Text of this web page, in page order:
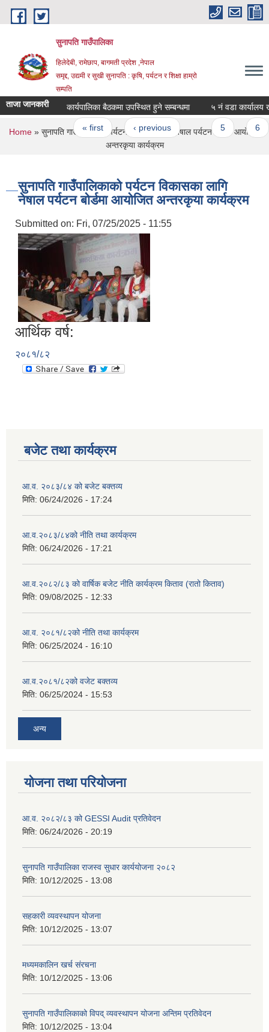
Skip to main content
सुनापति गाउँपालिका
हिलेदेबी, रामेछाप, बागमती प्रदेश ,नेपाल
समृद्द, उद्यमी र सुखी सुनापति : कृषि, पर्यटन र शिक्षा हाम्रो
सम्पति
ताजा जानकारी कार्यपालिका बैठकमा उपस्थित हुने सम्बन्धमा ५ नं वडा कार्यालय
Pages
« first ‹ previous … 5 6
You are here
Home» सुनापति गाउँपालिकाको पर्यटन विकासका लागि नेषाल पर्यटन बोर्डमा आयोजित
अन्तरकृया कार्यक्रम
सुनापति गाउँपालिकाको पर्यटन विकासका लागि
नेषाल पर्यटन बोर्डमा आयोजित अन्तरकृया कार्यक्रम
Submitted on: Fri, 07/25/2025 - 11:55
आर्थिक वर्ष:
२०८१/८२
बजेट तथा कार्यक्रम
आ.व. २०८३/८४ को बजेट बक्तव्य
मिति: 06/24/2026 - 17:24
आ.व.२०८३/८४को नीति तथा कार्यक्रम
मिति: 06/24/2026 - 17:21
आ.व.२०८२/८३ को वार्षिक बजेट नीति कार्यक्रम किताव (रातो किताव)
मिति: 09/08/2025 - 12:33
आ.व. २०८१/८२को नीति तथा कार्यक्रम
मिति: 06/25/2024 - 16:10
आ.व.२०८१/८२को वजेट बक्तव्य
मिति: 06/25/2024 - 15:53
अन्य
योजना तथा परियोजना
आ.व. २०८२/८३ को GESSI Audit प्रतिवेदन
मिति: 06/24/2026 - 20:19
सुनापति गाउँपालिका राजस्व सुधार कार्ययोजना २०८२
मिति: 10/12/2025 - 13:08
सहकारी व्यवस्थापन योजना
मिति: 10/12/2025 - 13:07
मध्यमकालिन खर्च संरचना
मिति: 10/12/2025 - 13:06
सुनापति गाउँपालिकाको विपद् व्यवस्थापन योजना अन्तिम प्रतिवेदन
मिति: 10/12/2025 - 13:04